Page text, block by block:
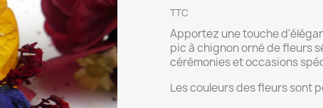
TTC
Apportez une touche
pic à chignon orné de fleurs
cérémonies et occasions
Les couleurs des fleurs sont